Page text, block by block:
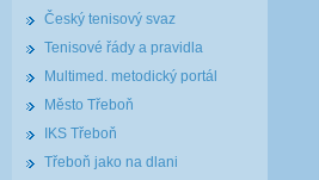
Český tenisový svaz
Tenisové řády a pravidla
Multimed. metodický portál
Město Třeboň
IKS Třeboň
Třeboň jako na dlani